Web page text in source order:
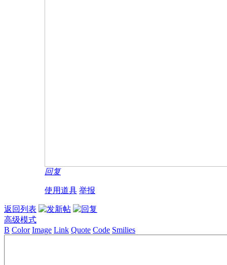
回复
使用道具 举报
返回列表
高级模式
B Color Image Link Quote Code Smilies